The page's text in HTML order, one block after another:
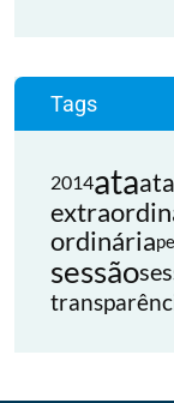
Tags
2014ata
ordinária
sessão